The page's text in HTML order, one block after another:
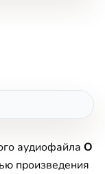
аудиофайла O
произведения